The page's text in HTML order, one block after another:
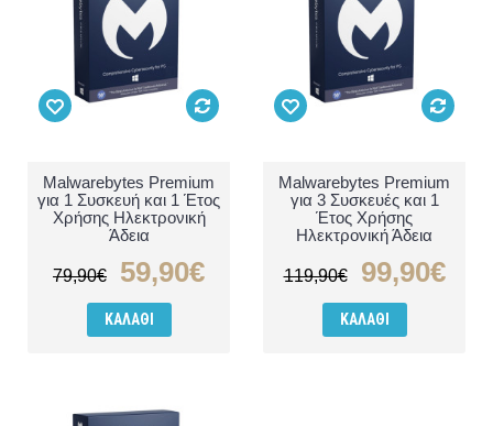
Malwarebytes Premium
για 1 Συσκευή και 1 Έτος
Χρήσης Ηλεκτρονική
Άδεια
79,90€ 59,90€
ΚΑΛΆΘΙ
Malwarebytes Premium
για 3 Συσκευές και 1
Έτος Χρήσης
Ηλεκτρονική Άδεια
119,90€ 99,90€
ΚΑΛΆΘΙ